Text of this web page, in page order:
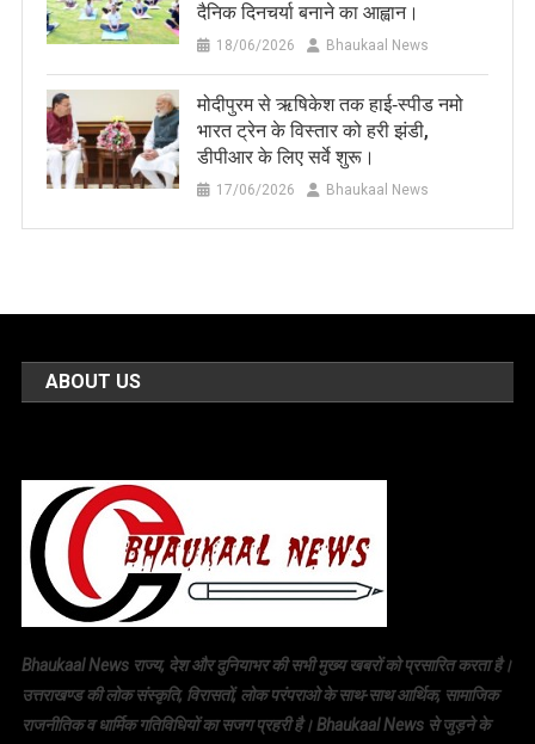
दैनिक दिनचर्या बनाने का आह्वान।
18/06/2026 Bhaukaal News
मोदीपुरम से ऋषिकेश तक हाई‑स्पीड नमो
भारत ट्रेन के विस्तार को हरी झंडी,
डीपीआर के लिए सर्वे शुरू।
17/06/2026 Bhaukaal News
ABOUT US
Bhaukaal News राज्य, देश और दुनियाभर की सभी मुख्य खबरों को प्रसारित करता है।
उत्तराखण्ड की लोक संस्कृति, विरासतों, लोक परंपराओ के साथ-साथ आर्थिक, सामाजिक
राजनीतिक व धार्मिक गतिविधियों का सजग प्रहरी है। Bhaukaal News से जुड़ने के